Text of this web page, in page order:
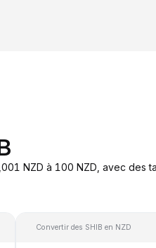
NZD à 100 NZD, avec des
Convertir des SHIB en NZD